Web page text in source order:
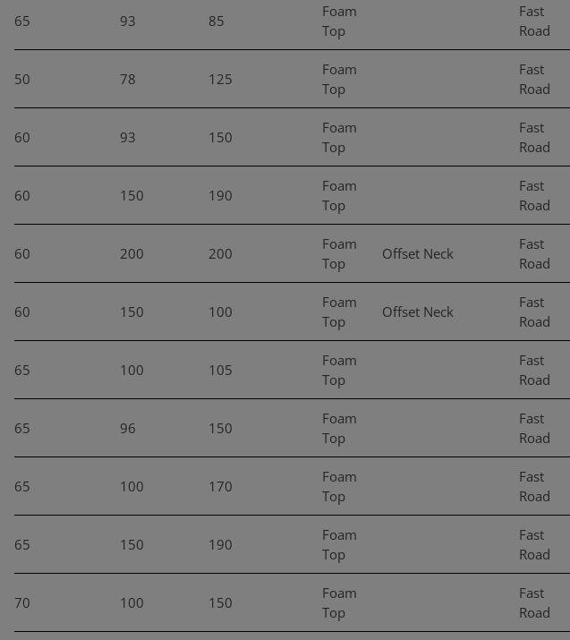
65 93 85
Foam
Top
Fast
Road
50 78 125
Foam
Top
Fast
Road
60 93 150
Foam
Top
Fast
Road
60 150 190
Foam
Top
Fast
Road
60 200 200
Foam
Top
Offset Neck
Fast
Road
60 150 100
Foam
Top
Offset Neck
Fast
Road
65 100 105
Foam
Top
Fast
Road
65 96 150
Foam
Top
Fast
Road
65 100 170
Foam
Top
Fast
Road
65 150 190
Foam
Top
Fast
Road
70 100 150
Foam
Top
Fast
Road